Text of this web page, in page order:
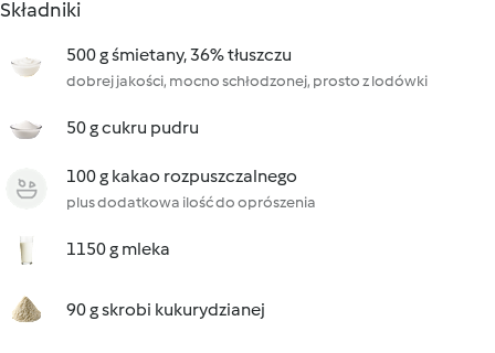
Składniki
500 g śmietany, 36% tłuszczu
dobrej jakości, mocno schłodzonej, prosto z lodówki
50 g cukru pudru
100 g kakao rozpuszczalnego
plus dodatkowa ilość do oprószenia
1150 g mleka
90 g skrobi kukurydzianej